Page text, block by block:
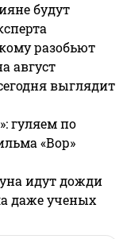
будут
разобьют
август
выглядит
гуляем по
«Вор»
идут дожди
даже ученых